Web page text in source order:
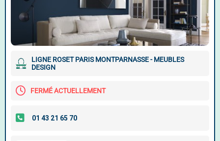
LIGNE ROSET PARIS MONTPARNASSE - MEUBLES
DESIGN
FERMÉ ACTUELLEMENT